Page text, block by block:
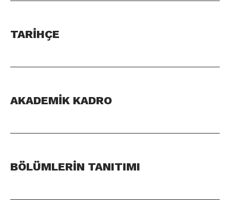
TARİHÇE
AKADEMİK KADRO
BÖLÜMLERİN TANITIMI